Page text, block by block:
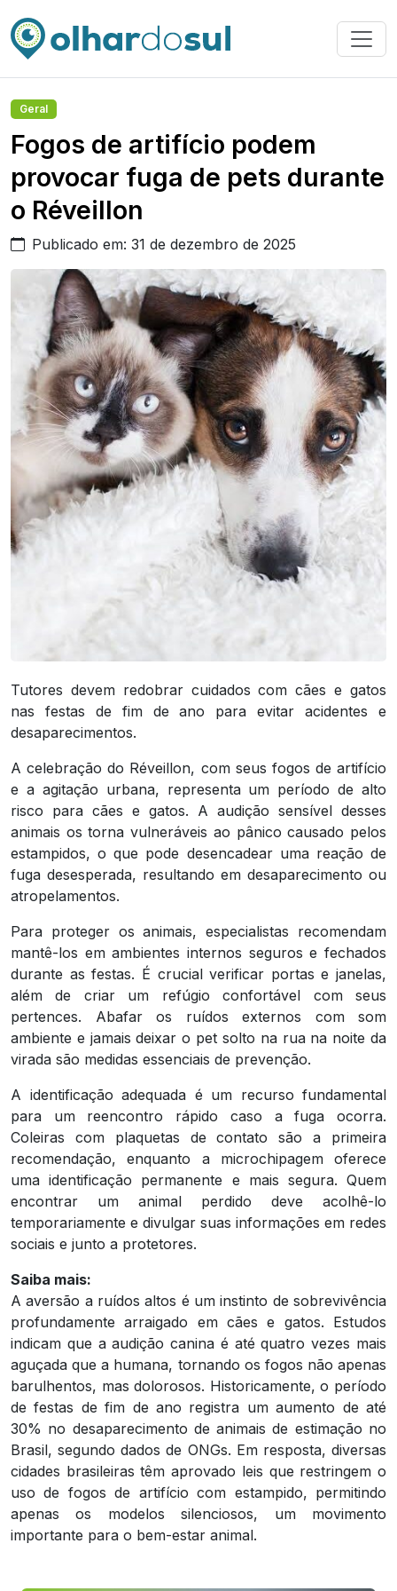
Geral
Fogos de artifício podem
provocar fuga de pets durante
o Réveillon
Publicado em: 31 de dezembro de 2025
Tutores devem redobrar cuidados com cães e gatos
nas festas de fim de ano para evitar acidentes e
desaparecimentos.
A celebração do Réveillon, com seus fogos de artifício
e a agitação urbana, representa um período de alto
risco para cães e gatos. A audição sensível desses
animais os torna vulneráveis ao pânico causado pelos
estampidos, o que pode desencadear uma reação de
fuga desesperada, resultando em desaparecimento ou
atropelamentos.
Para proteger os animais, especialistas recomendam
mantê-los em ambientes internos seguros e fechados
durante as festas. É crucial verificar portas e janelas,
além de criar um refúgio confortável com seus
pertences. Abafar os ruídos externos com som
ambiente e jamais deixar o pet solto na rua na noite da
virada são medidas essenciais de prevenção.
A identificação adequada é um recurso fundamental
para um reencontro rápido caso a fuga ocorra.
Coleiras com plaquetas de contato são a primeira
recomendação, enquanto a microchipagem oferece
uma identificação permanente e mais segura. Quem
encontrar um animal perdido deve acolhê-lo
temporariamente e divulgar suas informações em redes
sociais e junto a protetores.
Saiba mais:
A aversão a ruídos altos é um instinto de sobrevivência
profundamente arraigado em cães e gatos. Estudos
indicam que a audição canina é até quatro vezes mais
aguçada que a humana, tornando os fogos não apenas
barulhentos, mas dolorosos. Historicamente, o período
de festas de fim de ano registra um aumento de até
30% no desaparecimento de animais de estimação no
Brasil, segundo dados de ONGs. Em resposta, diversas
cidades brasileiras têm aprovado leis que restringem o
uso de fogos de artifício com estampido, permitindo
apenas os modelos silenciosos, um movimento
importante para o bem-estar animal.